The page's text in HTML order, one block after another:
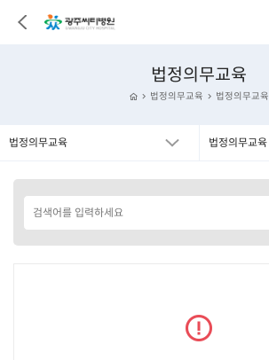
법정의무교육
법정의무교육 법정의무교육
법정의무교육 법정의무교육